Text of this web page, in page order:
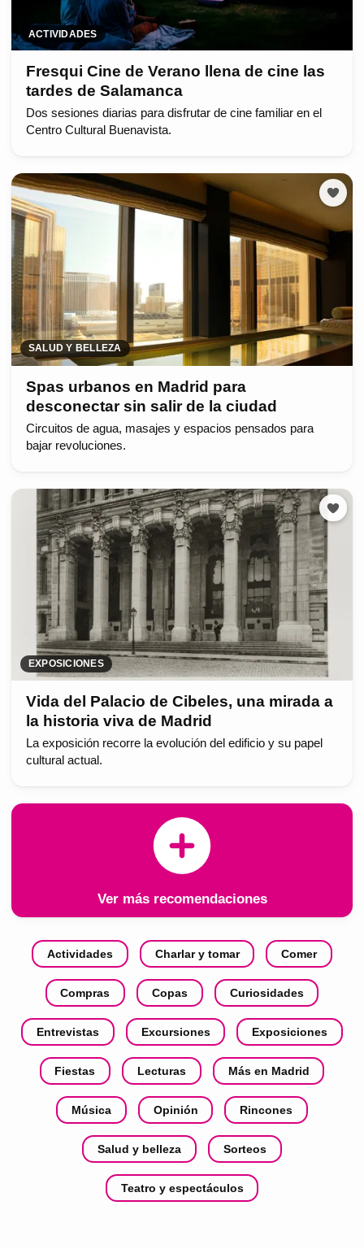
ACTIVIDADES
Fresqui Cine de Verano llena de cine las
tardes de Salamanca
Dos sesiones diarias para disfrutar de cine familiar en el
Centro Cultural Buenavista.
SALUD Y BELLEZA
Spas urbanos en Madrid para
desconectar sin salir de la ciudad
Circuitos de agua, masajes y espacios pensados para
bajar revoluciones.
EXPOSICIONES
Vida del Palacio de Cibeles, una mirada a
la historia viva de Madrid
La exposición recorre la evolución del edificio y su papel
cultural actual.
Ver más recomendaciones
Actividades Charlar y tomar Comer
Compras Copas Curiosidades
Entrevistas Excursiones Exposiciones
Fiestas Lecturas Más en Madrid
Música Opinión Rincones
Salud y belleza Sorteos
Teatro y espectáculos